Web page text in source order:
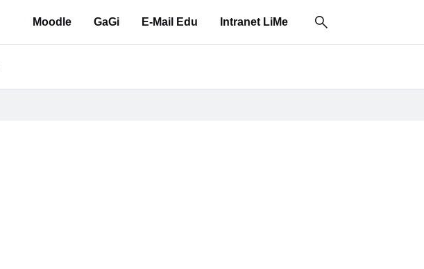
Moodle
GaGi E-Mail Edu Intranet LiMe